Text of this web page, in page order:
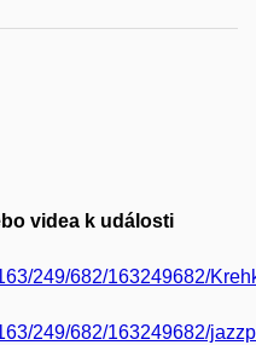
videa k události
249/682/163249682/
249/682/163249682/